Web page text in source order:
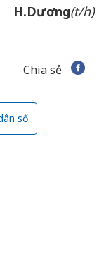
H.Dương(t/h)
Chia sẻ
số